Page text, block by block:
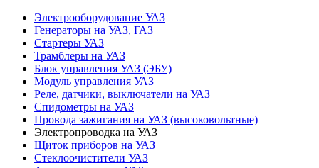
Электрооборудование УАЗ
Генераторы на УАЗ, ГАЗ
Стартеры УАЗ
Трамблеры на УАЗ
Блок управления УАЗ (ЭБУ)
Модуль управления УАЗ
Реле, датчики, выключатели на УАЗ
Спидометры на УАЗ
Провода зажигания на УАЗ (высоковольтные)
Электропроводка на УАЗ
Щиток приборов на УАЗ
Стеклоочистители УАЗ